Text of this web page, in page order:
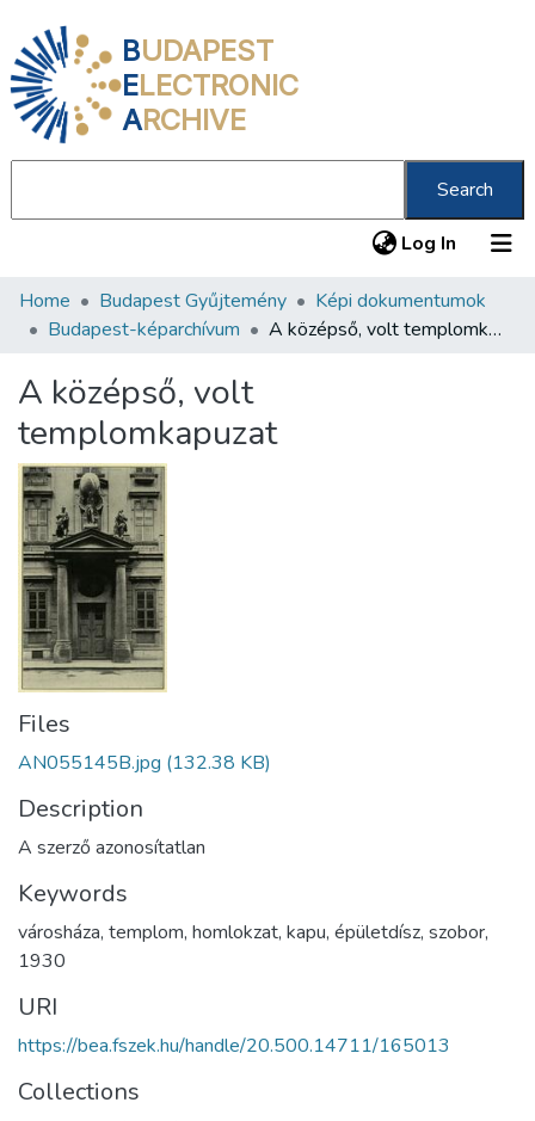
BUDAPEST
ELECTRONIC
ARCHIVE
Search
Log In (current)
Communities & Collections
Statistics
About us
Home Budapest Gyűjtemény
Képi dokumentumok
Budapest-képarchívum
A középső, volt templomkapuzat
A középső, volt
templomkapuzat
Files
AN055145B.jpg (132.38 KB)
Description
A szerző azonosítatlan
Keywords
városháza, templom, homlokzat, kapu, épületdísz, szobor,
1930
URI
https://bea.fszek.hu/handle/20.500.14711/165013
Collections